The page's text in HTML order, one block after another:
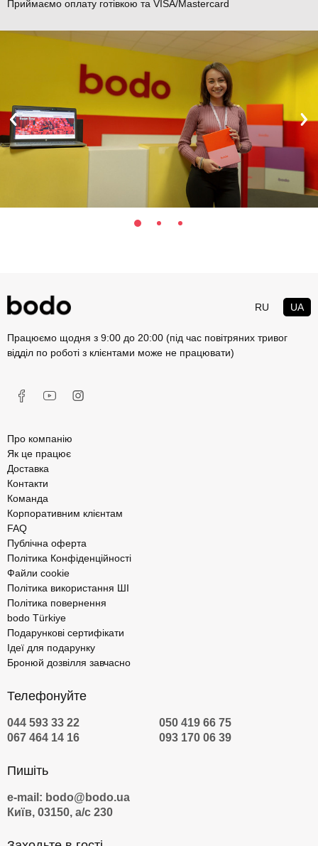
Приймаємо оплату готівкою та VISA/Mastercard
RU UA
Працюємо щодня з 9:00 до 20:00 (під час повітряних тривог
відділ по роботі з клієнтами може не працювати)
Про компанію
Як це працює
Доставка
Контакти
Команда
Корпоративним клієнтам
FAQ
Публічна оферта
Політика Конфіденційності
Файли cookie
Політика використання ШІ
Політика повернення
bodo Türkiye
Подарункові сертифікати
Ідеї для подарунку
Бронюй дозвілля завчасно
Телефонуйте
044 593 33 22
050 419 66 75
067 464 14 16
093 170 06 39
Пишіть
e-mail: bodo@bodo.ua
Київ, 03150, а/с 230